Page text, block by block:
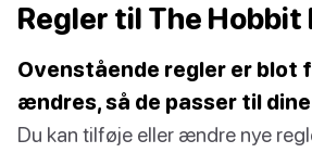
Regler til The Hobbit
Ovenstående regler er blot
ændres, så de passer til
Du kan tilføje eller ændre nye